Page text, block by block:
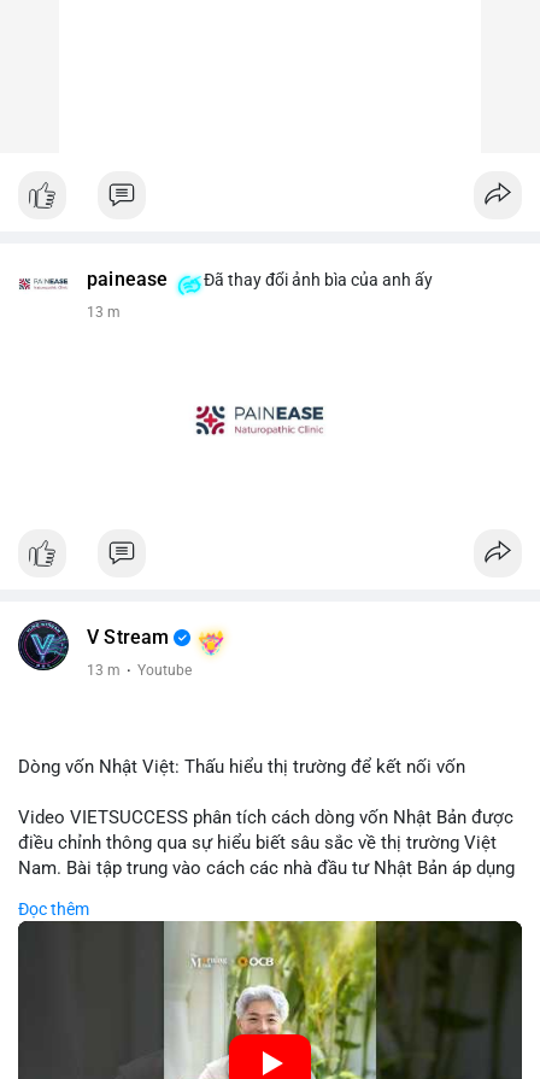
painease Đã thay đổi ảnh bìa của anh ấy
13 m
V Stream
13 m · Youtube
Dòng vốn Nhật Việt: Thấu hiểu thị trường để kết nối vốn
Video VIETSUCCESS phân tích cách dòng vốn Nhật Bản được
điều chỉnh thông qua sự hiểu biết sâu sắc về thị trường Việt
Nam. Bài tập trung vào cách các nhà đầu tư Nhật Bản áp dụng
đầu tư trực tiếp vào doanh nghiệp đến việc giao dịch tài chính.
Kết nối này không chỉ tạo cơ hội tăng trưởng cho Việt Nam mà
còn tạo ra động lực cho thị trường crypto địa phương khi các
nhà đầu tư đa quốc gia tìm kiếm cơ hội đa dạng. Các yếu tố
như chính sách tài chính Việt Nam, xu hướng đầu tư ESG, và
ổn định thị trường sẽ ảnh hưởng trực tiếp đến lưu lượng vốn
nhập khẩu từ Nhật Bản. Bài cũng nhấn mạnh vai trò của thông
Đọc thêm